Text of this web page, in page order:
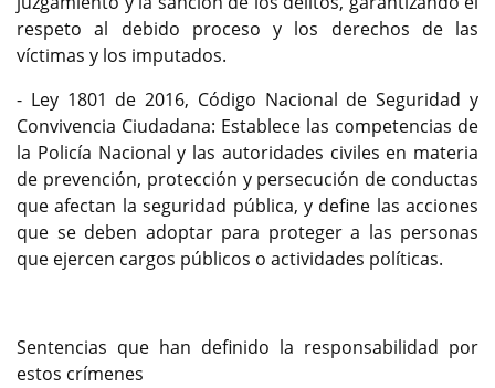
respeto al debido proceso y los derechos de las
víctimas y los imputados.
- Ley 1801 de 2016, Código Nacional de Seguridad y
Convivencia Ciudadana: Establece las competencias de
la Policía Nacional y las autoridades civiles en materia
de prevención, protección y persecución de conductas
que afectan la seguridad pública, y define las acciones
que se deben adoptar para proteger a las personas
que ejercen cargos públicos o actividades políticas.
Sentencias que han definido la responsabilidad por
estos crímenes